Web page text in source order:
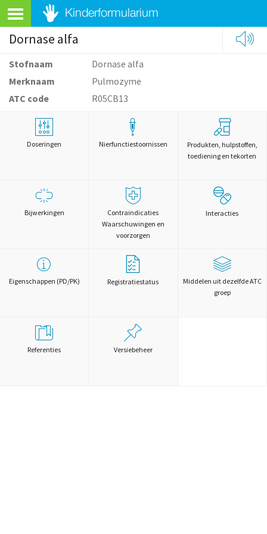
Dornase alfa
Stofnaam
Dornase alfa
Merknaam
Pulmozyme
ATC code
R05CB13
Doseringen Nierfunctiestoornissen
Produkten, hulpstoffen,
toediening en tekorten
Bijwerkingen
Contraindicaties
Waarschuwingen en
voorzorgen
Interacties
Eigenschappen (PD/PK) Registratiestatus
Middelen uit dezelfde ATC
groep
Referenties Versiebeheer